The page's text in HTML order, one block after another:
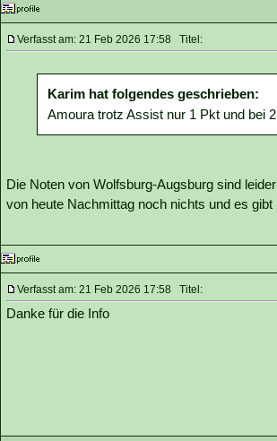
Verfasst am: 21 Feb 2026 17:58 Titel:
Karim hat folgendes geschrieben:
Amoura trotz Assist nur 1 Pkt und bei
Die Noten von Wolfsburg-Augsburg sind
von heute Nachmittag noch nichts und es
Verfasst am: 21 Feb 2026 17:58 Titel:
Danke für die Info